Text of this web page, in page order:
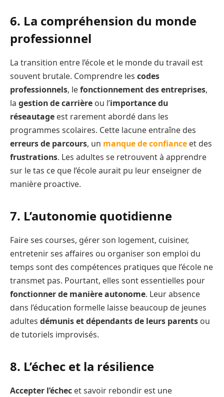
6. La compréhension du monde
professionnel
La transition entre l’école et le monde du travail est
souvent brutale. Comprendre les codes
professionnels, lefonctionnement des entreprises,
la gestion de carrière ou l’importance du
réseautage est rarement abordé dans les
programmes scolaires. Cette lacune entraîne des
erreurs de parcours, un manque de confiance et des
frustrations. Les adultes se retrouvent à apprendre
sur le tas ce que l’école aurait pu leur enseigner de
manière proactive.
7. L’autonomie quotidienne
Faire ses courses, gérer son logement, cuisiner,
entretenir ses affaires ou organiser son emploi du
temps sont des compétences pratiques que l’école ne
transmet pas. Pourtant, elles sont essentielles pour
fonctionner de manière autonome. Leur absence
dans l’éducation formelle laisse beaucoup de jeunes
adultes démunis et dépendantsde leurs parents ou
de tutoriels improvisés.
8. L’échec et la résilience
Accepter l’échec et savoir rebondir est une